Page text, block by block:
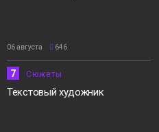
06 августа 646
7 Сюжеты
Текстовый художник